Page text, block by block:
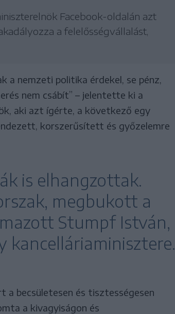
Facebook-oldalán azt
a felelősségvállalást,
a nemzeti politika érdekel, se pénz,
nem csábít” – jelentette ki a
aki azt ígérte, a következő egy
korszerűsített és győzelemre
is elhangzottak.
megbukott a
Stumpf István,
kancelláriaminisztere.
becsületesen és tisztességesen
a kivagyiságon és